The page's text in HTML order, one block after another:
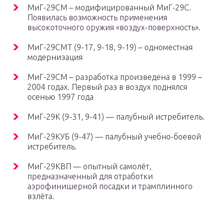
МиГ-29СМ – модифицированный МиГ-29С.
Появилась возможность применения
высокоточного оружия «воздух-поверхность».
МиГ-29СМТ (9-17, 9-18, 9-19) – одноместная
модернизация
МиГ-29СМ – разработка произведена в 1999 –
2004 годах. Первый раз в воздух поднялся
осенью 1997 года
МиГ-29К (9-31, 9-41) — палубный истребитель.
МиГ-29КУБ (9-47) — палубный учебно-боевой
истребитель.
МиГ-29КВП — опытный самолёт,
предназначенный для отработки
аэрофинишерной посадки и трамплинного
взлёта.